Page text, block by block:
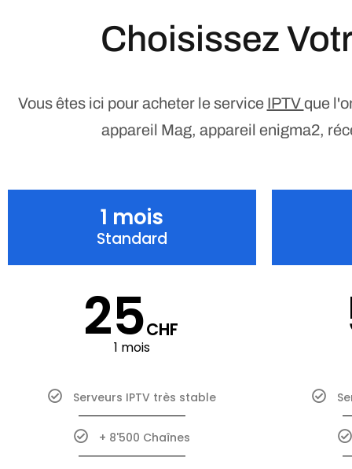
Choisissez
Vous êtes ici pour acheter le service IPTVque
appareil Mag, appareil enigma2,
1 mois
Standard
25CHF
1 mois
Serveurs IPTV très stable
+ 8'500 Chaînes